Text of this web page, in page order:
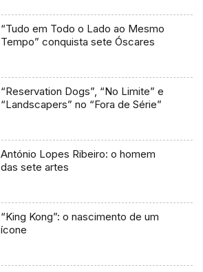
“Tudo em Todo o Lado ao Mesmo
Tempo” conquista sete Óscares
“Reservation Dogs”, “No Limite” e
“Landscapers” no “Fora de Série”
António Lopes Ribeiro: o homem
das sete artes
“King Kong”: o nascimento de um
ícone